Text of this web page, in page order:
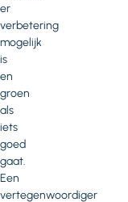
er
verbetering
mogelijk
is
en
groen
als
iets
goed
gaat.
Een
vertegenwoordiger